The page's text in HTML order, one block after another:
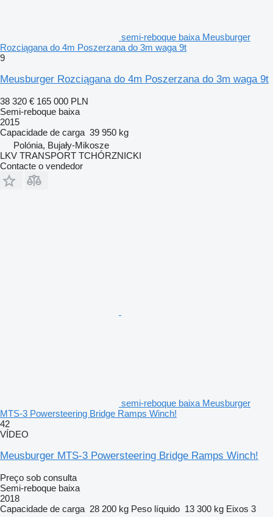
semi-reboque baixa Meusburger
Rozciągana do 4m Poszerzana do 3m waga 9t
9
Meusburger Rozciągana do 4m Poszerzana do 3m waga 9t
38 320 € 165 000 PLN
Semi-reboque baixa
2015
Capacidade de carga 39 950 kg
Polónia, Bujały-Mikosze
LKV TRANSPORT TCHÓRZNICKI
Contacte o vendedor
semi-reboque baixa Meusburger
MTS-3 Powersteering Bridge Ramps Winch!
42
VÍDEO
Meusburger MTS-3 Powersteering Bridge Ramps Winch!
Preço sob consulta
Semi-reboque baixa
2018
Capacidade de carga 28 200 kg Peso líquido 13 300 kg Eixos 3